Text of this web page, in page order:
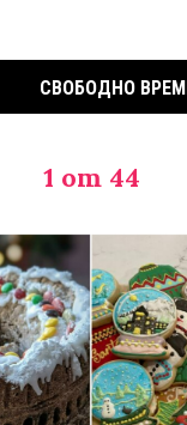
СВОБОДНО
1 от 44